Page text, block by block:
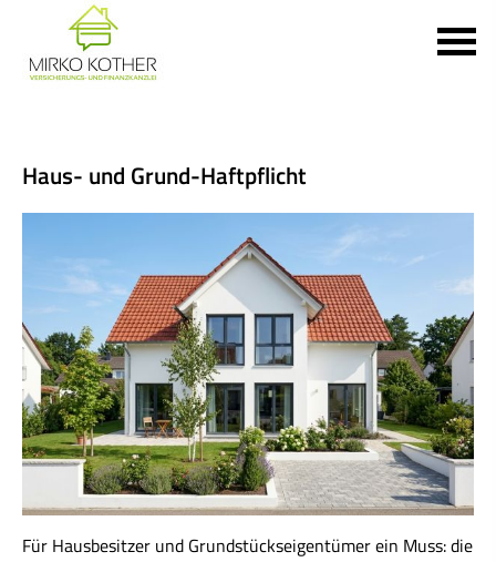
Haus- und Grund-Haft­pflicht
Für Hausbesitzer und Grundstückseigentümer ein Muss: die